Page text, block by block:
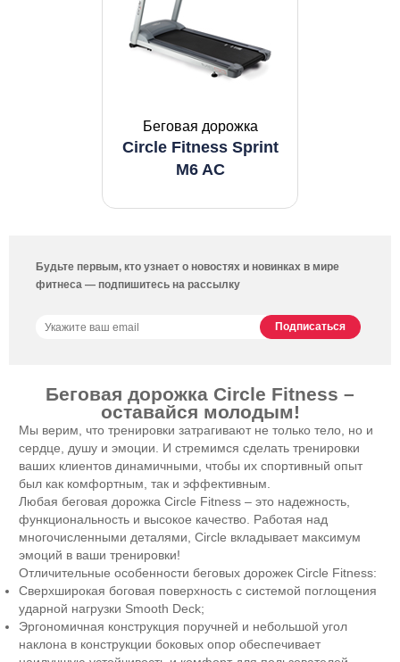
Беговая дорожка
Circle Fitness Sprint
M6 AC
Будьте первым, кто узнает о новостях и новинках в мире
фитнеса — подпишитесь на рассылку
Беговая дорожка Circle Fitness –
оставайся молодым!
Мы верим, что тренировки затрагивают не только тело, но и
сердце, душу и эмоции. И стремимся сделать тренировки
ваших клиентов динамичными, чтобы их спортивный опыт
был как комфортным, так и эффективным.
Любая беговая дорожка Circle Fitness – это надежность,
функциональность и высокое качество. Работая над
многочисленными деталями, Circle вкладывает максимум
эмоций в ваши тренировки!
Отличительные особенности беговых дорожек Circle Fitness:
Сверхширокая боговая поверхность с системой поглощения
ударной нагрузки Smooth Deck;
Эргономичная конструкция поручней и небольшой угол
наклона в конструкции боковых опор обеспечивает